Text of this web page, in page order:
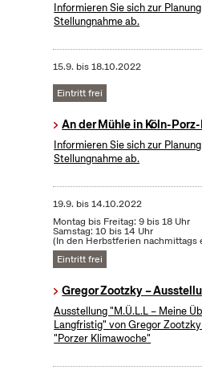
Informieren Sie sich zur
Stellungnahme ab.
15.9. bis18.10.2022
Eintritt frei
An der Mühle in Köln-
Informieren Sie sich zur
Stellungnahme ab.
19.9. bis14.10.2022
Montag bis Freitag: 9 bis 18 Uhr
Samstag: 10 bis 14 Uhr
(In den Herbstferien nachmittags
Eintritt frei
Gregor Zootzky –
Ausstellung "M.Ü.L.L – Meine
Langfristig" von Gregor
"Porzer Klimawoche"